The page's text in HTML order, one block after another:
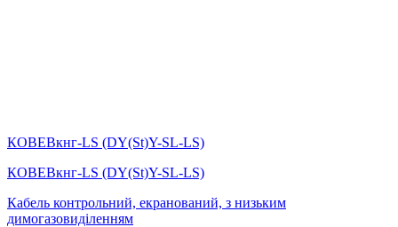
КОВЕВкнг-LS (DY(St)Y-SL-LS)
КОВЕВкнг-LS (DY(St)Y-SL-LS)
Кабель контрольний, екранований, з низьким
димогазовиділенням